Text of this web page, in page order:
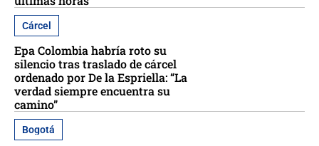
Cárcel
Epa Colombia habría roto su
silencio tras traslado de cárcel
ordenado por De la Espriella: “La
verdad siempre encuentra su
camino”
Bogotá